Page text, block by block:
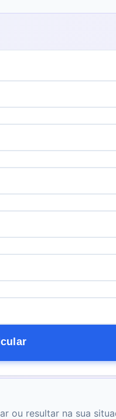
ou resultar na sua